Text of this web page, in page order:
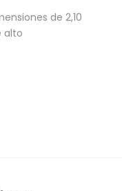
de 2,10
alto